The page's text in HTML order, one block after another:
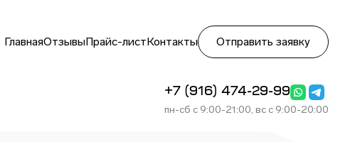
ГлавнаяОтзывыПрайс-листКонтакты Отправить заявку
+7 (916) 474-29-99
пн-сб с 9:00-21:00, вс с 9:00-20:00